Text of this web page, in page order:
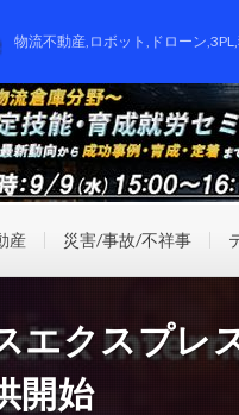
物流不動産,ロボット,ドローン
産 災害/事故/不祥事
エクスプレ
開始